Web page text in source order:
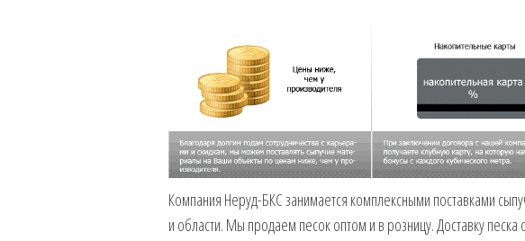
Компания Неруд-БКС занимается комплексными поставками
и области. Мы продаем песок оптом и в розницу. Доставку